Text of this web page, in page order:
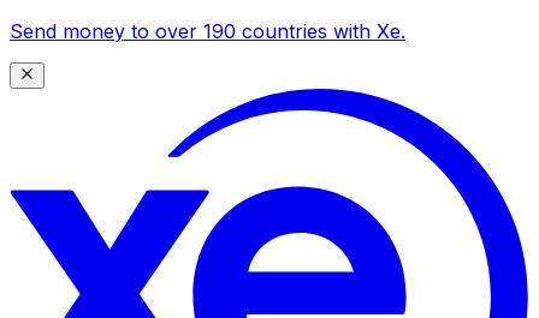
Send money to over 190 countries with Xe.